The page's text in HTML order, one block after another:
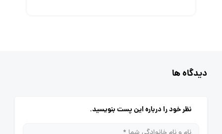
دیدگاه ها
نظر خود را درباره این پست بنویسید.